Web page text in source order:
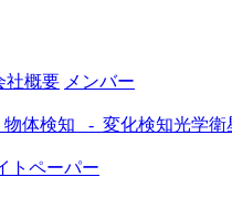
社概要 メンバー
体検知​ - 変化検知​光学衛
トペーパー